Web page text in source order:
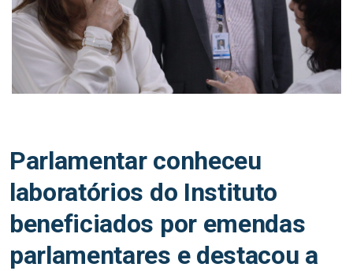
Parlamentar conheceu
laboratórios do Instituto
beneficiados por emendas
parlamentares e destacou a